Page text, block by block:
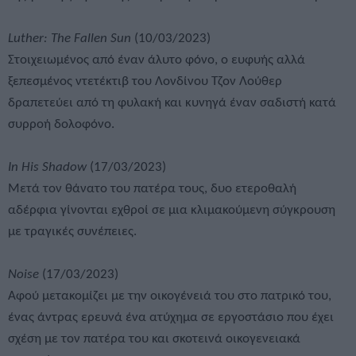
Luther: The Fallen Sun (10/03/2023)
Στοιχειωμένος από έναν άλυτο φόνο, ο ευφυής αλλά
ξεπεσμένος ντετέκτιβ του Λονδίνου Τζον Λούθερ
δραπετεύει από τη φυλακή και κυνηγά έναν σαδιστή κατά
συρροή δολοφόνο.
In His Shadow (17/03/2023)
Μετά τον θάνατο του πατέρα τους, δυο ετεροθαλή
αδέρφια γίνονται εχθροί σε μια κλιμακούμενη σύγκρουση
με τραγικές συνέπειες.
Noise (17/03/2023)
Αφού μετακομίζει με την οικογένειά του στο πατρικό του,
ένας άντρας ερευνά ένα ατύχημα σε εργοστάσιο που έχει
σχέση με τον πατέρα του και σκοτεινά οικογενειακά